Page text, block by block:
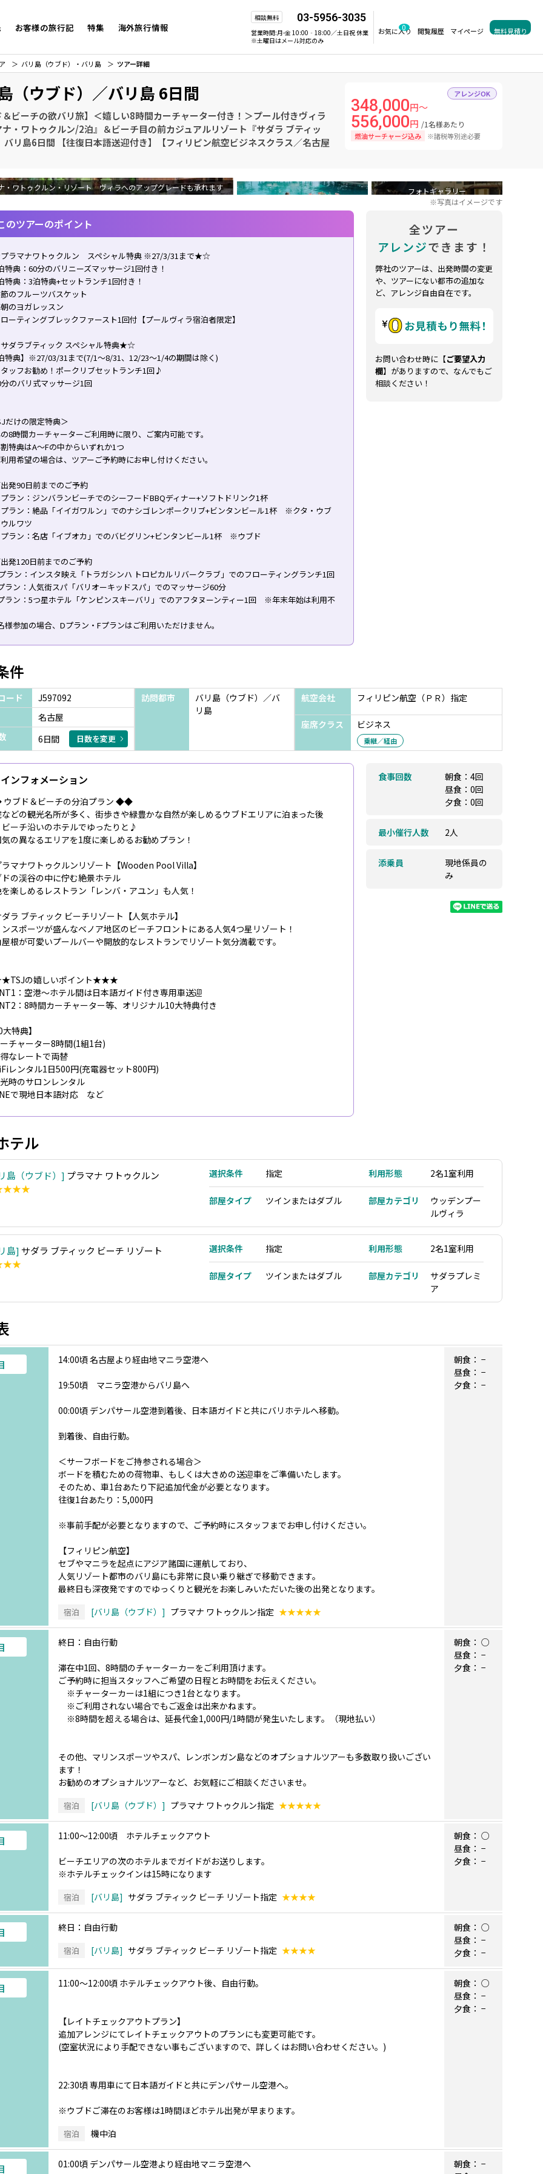
お客様の旅行記 特集 海外旅行情報
相談無料 03-5956-3035
営業時間:月-金 10:00‐18:00／土日祝 休業
※土曜日はメール対応のみ
お気に入り
0 閲覧履歴 マイページ 無料見積り
バリ島（ウブド）・バリ島 ツアー詳細
（ウブド）／バリ島 6日間
ビーチの欲バリ旅】＜嬉しい8時間カーチャーター付き！＞プール付きヴィラ
・ワトゥクルン/2泊』＆ビーチ目の前カジュアルリゾート『サダラ ブティッ
バリ島6日間 【往復日本語送迎付き】【フィリピン航空ビジネスクラス／名古屋
アレンジOK
348,000円～
556,000円 /1名様あたり
燃油サーチャージ込み ※諸税等別途必要
・ワトゥクルン・リゾート ヴィラへのアップグレードも承れます
フォトギャラリー
※写真はイメージです
のツアーのポイント
ラマナワトゥクルン スペシャル特典 ※27/3/31まで★☆
典：60分のバリニーズマッサージ1回付き！
典：3泊特典+セットランチ1回付き！
のフルーツバスケット
のヨガレッスン
ーティングブレックファースト1回付【プールヴィラ宿泊者限定】
ダラブティック スペシャル特典★☆
特典】※27/03/31まで(7/1～8/31、12/23～1/4の期間は除く)
ッフお勧め！ポークリブセットランチ1回♪
のバリ式マッサージ1回
だけの限定特典＞
8時間カーチャーターご利用時に限り、ご案内可能です。
特典はA～Fの中からいずれか1つ
用希望の場合は、ツアーご予約時にお申し付けください。
発90日前までのご予約
ラン：ジンバランビーチでのシーフードBBQディナー+ソフトドリンク1杯
ラン：絶品「イイガワルン」でのナシゴレンポークリブ+ビンタンビール1杯 ※クタ・ウブ
ルワツ
ラン：名店「イブオカ」でのバビグリン+ビンタンビール1杯 ※ウブド
発120日前までのご予約
ラン：インスタ映え「トラガシンハ トロピカルリバークラブ」でのフローティングランチ1回
ラン：人気街スパ「バリオーキッドスパ」でのマッサージ60分
ラン：5つ星ホテル「ケンピンスキーバリ」でのアフタヌーンティー1回 ※年末年始は利用不
参加の場合、Dプラン・Fプランはご利用いただけません。
全ツアー
アレンジできます！
弊社のツアーは、出発時間の変更
や、ツアーにない都市の追加な
ど、アレンジ自由自在です。
お問い合わせ時に【ご要望入力
欄】がありますので、なんでもご
相談ください！
件
ード
J597092
名古屋
6日間 日数を変更
訪問都市
バリ島（ウブド）／バ
リ島
航空会社 フィリピン航空（ＰＲ）指定
座席クラス ビジネス
乗継／経由
インフォメーション
ブド＆ビーチの分泊プラン ◆◆
どの観光名所が多く、街歩きや緑豊かな自然が楽しめるウブドエリアに泊まった後
ーチ沿いのホテルでゆったりと♪
の異なるエリアを1度に楽しめるお勧めプラン！
マナワトゥクルンリゾート【Wooden Pool Villa】
の渓谷の中に佇む絶景ホテル
楽しめるレストラン「レンバ・アユン」も人気！
ラ ブティック ビーチリゾート【人気ホテル】
スポーツが盛んなベノア地区のビーチフロントにある人気4つ星リゾート！
根が可愛いプールバーや開放的なレストランでリゾート気分満載です。
の嬉しいポイント★★★
：空港～ホテル間は日本語ガイド付き専用車送迎
：8時間カーチャーター等、オリジナル10大特典付き
特典】
チャーター8時間(1組1台)
なレートで両替
レンタル1日500円(充電器セット800円)
時のサロンレンタル
で現地日本語対応 など
食事回数
朝食：4回
昼食：0回
夕食：0回
最小催行人数 2人
添乗員
現地係員の
み
テル
島（ウブド）
プラマナ ワトゥクルン
選択条件 指定 利用形態 2名1室利用
部屋タイプ ツインまたはダブル 部屋カテゴリ
ウッデンプー
ルヴィラ
島 サダラ ブティック ビーチ リゾート
選択条件 指定 利用形態 2名1室利用
部屋タイプ ツインまたはダブル 部屋カテゴリ
サダラプレミ
ア
14:00頃 名古屋より経由地マニラ空港へ
19:50頃 マニラ空港からバリ島へ
00:00頃 デンパサール空港到着後、日本語ガイドと共にバリホテルへ移動。
到着後、自由行動。
＜サーフボードをご持参される場合＞
ボードを積むための荷物車、もしくは大きめの送迎車をご準備いたします。
そのため、車1台あたり下記追加代金が必要となります。
往復1台あたり：5,000円
※事前手配が必要となりますので、ご予約時にスタッフまでお申し付けください。
【フィリピン航空】
セブやマニラを起点にアジア諸国に運航しており、
人気リゾート都市のバリ島にも非常に良い乗り継ぎで移動できます。
最終日も深夜発ですのでゆっくりと観光をお楽しみいただいた後の出発となります。
宿泊 バリ島（ウブド） プラマナ ワトゥクルン指定 ★★★★★
朝食： −
昼食： −
夕食： −
終日：自由行動
滞在中1回、8時間のチャーターカーをご利用頂けます。
ご予約時に担当スタッフへご希望の日程とお時間をお伝えください。
※チャーターカーは1組につき1台となります。
※ご利用されない場合でもご返金は出来かねます。
※8時間を超える場合は、延長代金1,000円/1時間が発生いたします。（現地払い）
その他、マリンスポーツやスパ、レンボンガン島などのオプショナルツアーも多数取り扱いござい
ます！
お勧めのオプショナルツアーなど、お気軽にご相談くださいませ。
宿泊 バリ島（ウブド） プラマナ ワトゥクルン指定 ★★★★★
朝食： ○
昼食： −
夕食： −
11:00～12:00頃 ホテルチェックアウト
ビーチエリアの次のホテルまでガイドがお送りします。
※ホテルチェックインは15時になります
宿泊 バリ島 サダラ ブティック ビーチ リゾート指定 ★★★★
朝食： ○
昼食： −
夕食： −
終日：自由行動
宿泊 バリ島 サダラ ブティック ビーチ リゾート指定 ★★★★
朝食： ○
昼食： −
夕食： −
11:00～12:00頃 ホテルチェックアウト後、自由行動。
【レイトチェックアウトプラン】
追加アレンジにてレイトチェックアウトのプランにも変更可能です。
(空室状況により手配できない事もございますので、詳しくはお問い合わせください。)
22:30頃 専用車にて日本語ガイドと共にデンパサール空港へ。
※ウブドご滞在のお客様は1時間ほどホテル出発が早まります。
宿泊 機中泊
朝食： ○
昼食： −
夕食： −
01:00頃 デンパサール空港より経由地マニラ空港へ 朝食： −